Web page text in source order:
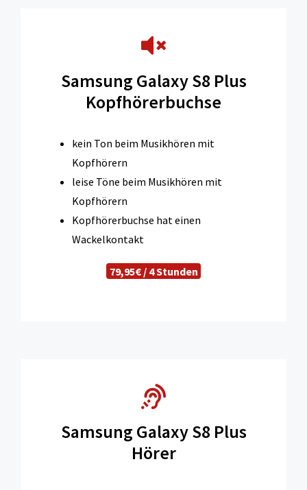
Samsung Galaxy S8 Plus
Kopfhörerbuchse
kein Ton beim Musikhören mit
Kopfhörern
leise Töne beim Musikhören mit
Kopfhörern
Kopfhörerbuchse hat einen
Wackelkontakt
79,95€ / 4 Stunden
Samsung Galaxy S8 Plus
Hörer